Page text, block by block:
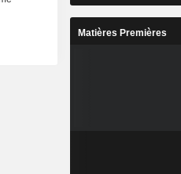
Matières Premières